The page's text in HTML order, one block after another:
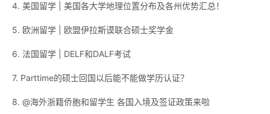
4. 美国留学 | 美国各大学地理位置分布及各州优势汇总！
5. 欧洲留学 | 欧盟伊拉斯谟联合硕士奖学金
6. 法国留学 | DELF和DALF考试
7. Parttime的硕士回国以后能不能做学历认证？
8. @海外浙籍侨胞和留学生 各国入境及签证政策来啦